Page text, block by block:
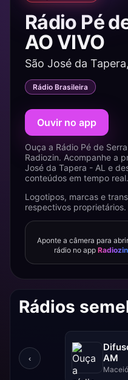
Rádio Pé
AO VIVO
São José da
Rádio Brasileira
Ouvir no app
Ouça a Rádio Pé de
Radiozin. Acompanhe a
José da Tapera - AL e
conteúdos em tempo real.
Logotipos, marcas e
respectivos proprietários.
Aponte a câmera para
rádio no app Radiozin
Rádios
‹
AM